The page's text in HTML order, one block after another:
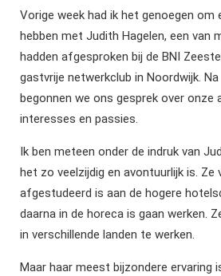
Vorige week had ik het genoegen om
hebben met Judith Hagelen, een van
hadden afgesproken bij de BNI
gastvrije netwerkclub in Noordwijk.
begonnen we ons gesprek over onze
interesses en passies.
Ik ben meteen onder de indruk van
het zo veelzijdig en avontuurlijk is.
afgestudeerd is aan de hogere
daarna in de horeca is gaan werken.
in verschillende landen te werken.
Maar haar meest bijzondere ervaring